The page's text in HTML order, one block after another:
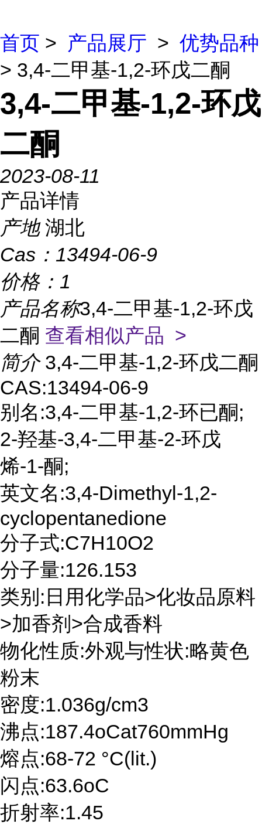
首页 > 产品展厅 > 优势品种
> 3,4-二甲基-1,2-环戊二酮
3,4-二甲基-1,2-环戊
二酮
2023-08-11
产品详情
产地 湖北
Cas： 13494-06-9
价格： 1
产品名称3,4-二甲基-1,2-环戊
二酮 查看相似产品 >
简介 3,4-二甲基-1,2-环戊二酮
CAS:13494-06-9
别名:3,4-二甲基-1,2-环已酮;
2-羟基-3,4-二甲基-2-环戊
烯-1-酮;
英文名:3,4-Dimethyl-1,2-
cyclopentanedione
分子式:C7H10O2
分子量:126.153
类别:日用化学品>化妆品原料
>加香剂>合成香料
物化性质:外观与性状:略黄色
粉末
密度:1.036g/cm3
沸点:187.4oCat760mmHg
熔点:68-72 °C(lit.)
闪点:63.6oC
折射率:1.45